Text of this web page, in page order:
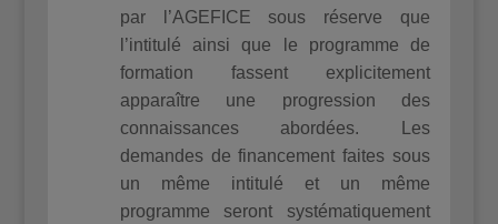
par l’AGEFICE sous réserve que
l’intitulé ainsi que le programme de
formation fassent explicitement
apparaître une progression des
connaissances abordées. Les
demandes de financement faites sous
un même intitulé et un même
programme seront systématiquement